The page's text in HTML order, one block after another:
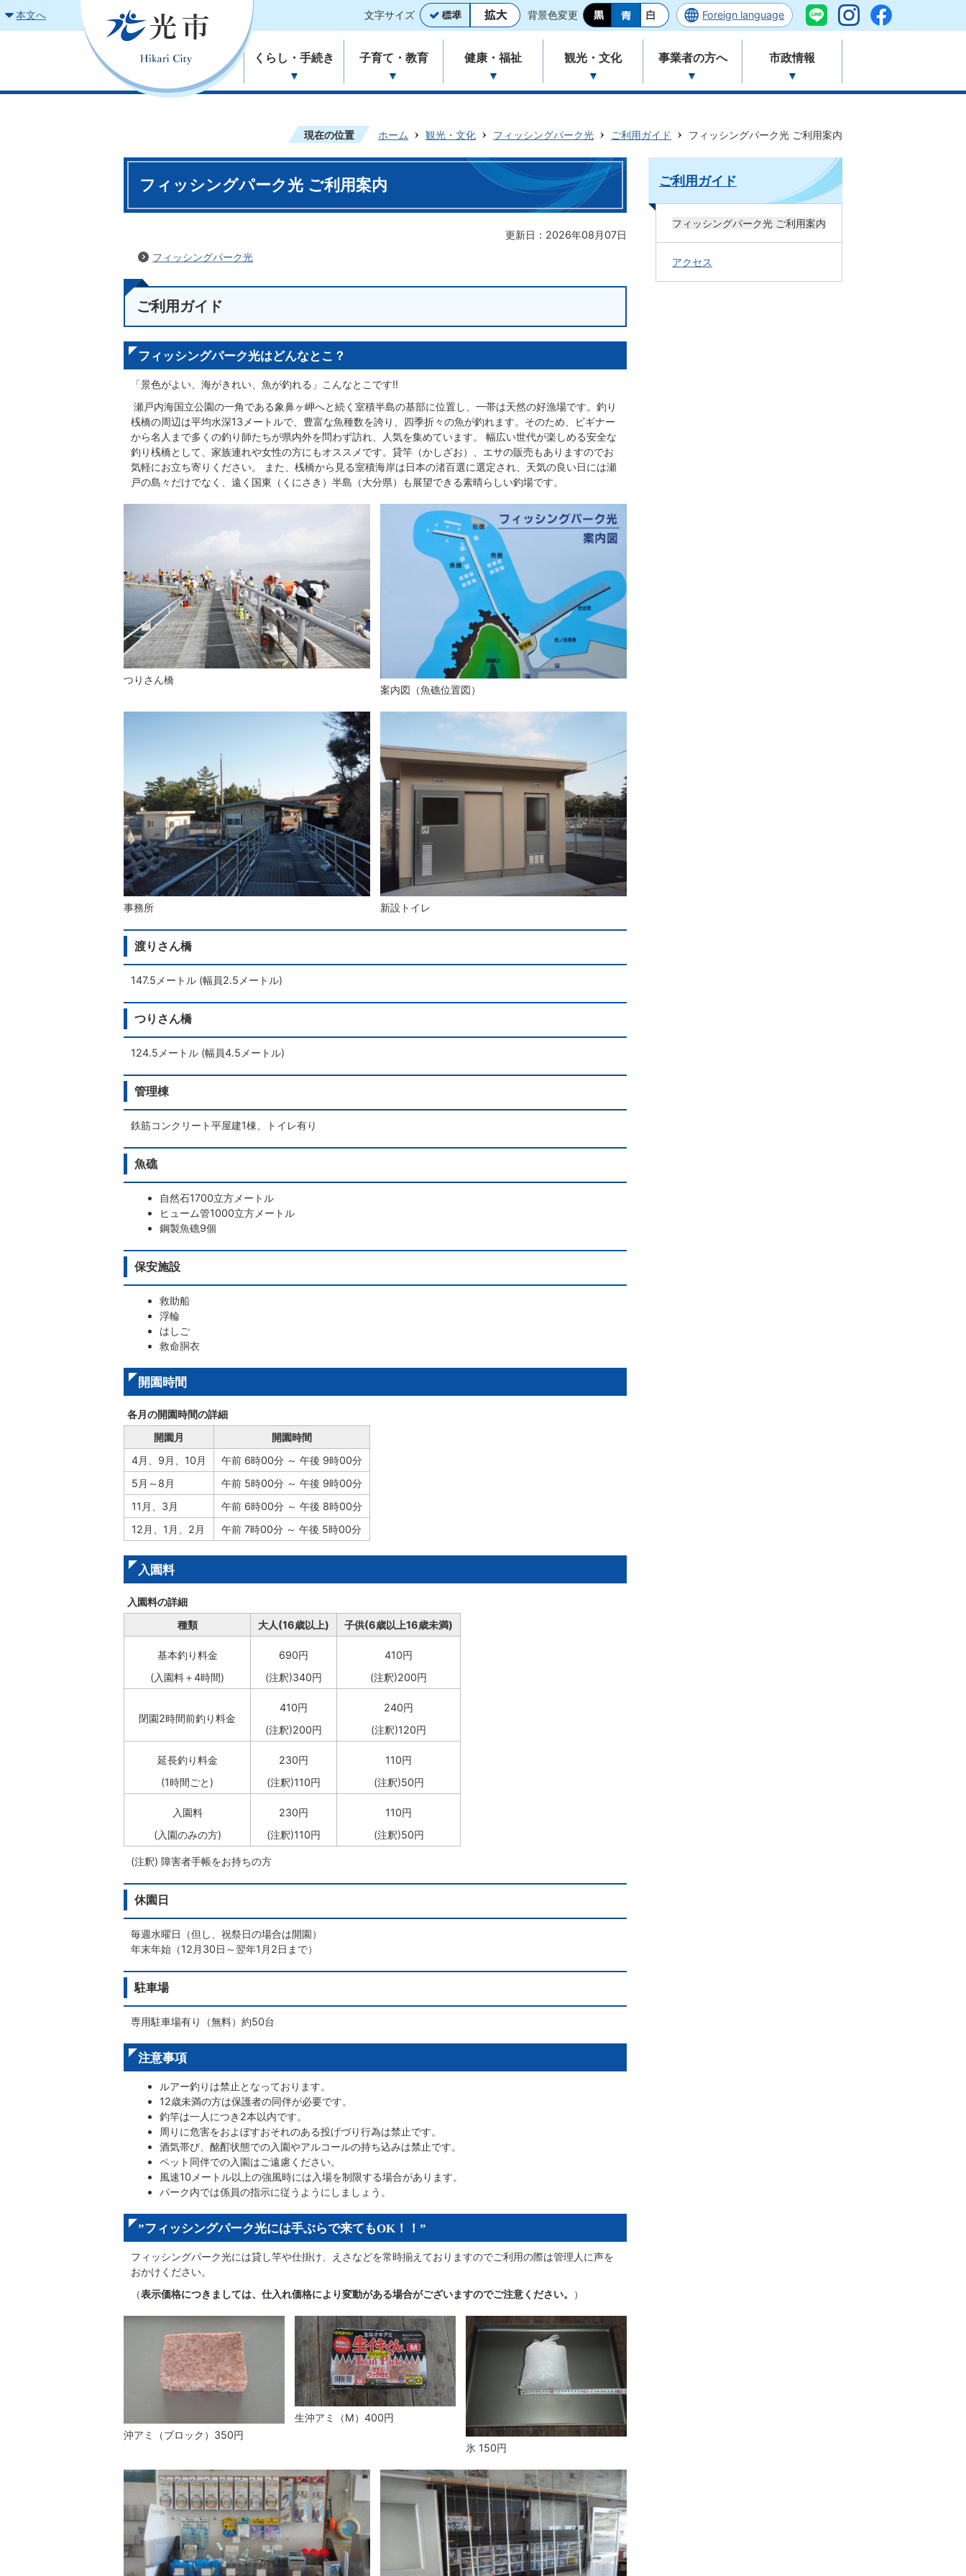
本文へ 文字サイズ 背景色変更 Foreign language
くらし・手続き 子育て・教育 健康・福祉 観光・文化 事業者の方へ 市政情報
現在の位置 ホーム 観光・文化 フィッシングパーク光 ご利用ガイド フィッシングパーク光 ご利用案内
フィッシングパーク光 ご利用案内
更新日：2026年08月07日
フィッシングパーク光
ご利用ガイド
フィッシングパーク光はどんなとこ？
「景色がよい、海がきれい、魚が釣れる」こんなとこです!!
瀬戸内海国立公園の一角である象鼻ヶ岬へと続く室積半島の基部に位置し、一帯は天然の好漁場です。釣り
桟橋の周辺は平均水深13メートルで、豊富な魚種数を誇り、四季折々の魚が釣れます。そのため、ビギナー
から名人まで多くの釣り師たちが県内外を問わず訪れ、人気を集めています。 幅広い世代が楽しめる安全な
釣り桟橋として、家族連れや女性の方にもオススメです。貸竿（かしざお）、エサの販売もありますのでお
気軽にお立ち寄りください。 また、桟橋から見る室積海岸は日本の渚百選に選定され、天気の良い日には瀬
戸の島々だけでなく、遠く国東（くにさき）半島（大分県）も展望できる素晴らしい釣場です。
つりさん橋
案内図（魚礁位置図）
事務所 新設トイレ
渡りさん橋
147.5メートル (幅員2.5メートル)
つりさん橋
124.5メートル (幅員4.5メートル)
管理棟
鉄筋コンクリート平屋建1棟、トイレ有り
魚礁
自然石1700立方メートル
ヒューム管1000立方メートル
鋼製魚礁9個
保安施設
救助船
浮輪
はしご
救命胴衣
開園時間
各月の開園時間の詳細
開園月
開園時間
4月、9月、10月
午前 6時00分 ～ 午後 9時00分
5月～8月
午前 5時00分 ～ 午後 9時00分
11月、3月
午前 6時00分 ～ 午後 8時00分
12月、1月、2月
午前 7時00分 ～ 午後 5時00分
入園料
入園料の詳細
種類
大人(16歳以上) 子供(6歳以上16歳未満)
基本釣り料金
(入園料＋4時間)
690円
(注釈)340円
410円
(注釈)200円
閉園2時間前釣り料金
410円
(注釈)200円
240円
(注釈)120円
延長釣り料金
(1時間ごと)
230円
(注釈)110円
110円
(注釈)50円
入園料
(入園のみの方)
230円
(注釈)110円
110円
(注釈)50円
(注釈) 障害者手帳をお持ちの方
休園日
毎週水曜日（但し、祝祭日の場合は開園）
年末年始（12月30日～翌年1月2日まで）
駐車場
専用駐車場有り（無料）約50台
注意事項
ルアー釣りは禁止となっております。
12歳未満の方は保護者の同伴が必要です。
釣竿は一人につき2本以内です。
周りに危害をおよぼすおそれのある投げづり行為は禁止です。
酒気帯び、酩酊状態での入園やアルコールの持ち込みは禁止です。
ペット同伴での入園はご遠慮ください。
風速10メートル以上の強風時には入場を制限する場合があります。
パーク内では係員の指示に従うようにしましょう。
”フィッシングパーク光には手ぶらで来てもOK！！”
フィッシングパーク光には貸し竿や仕掛け、えさなどを常時揃えておりますのでご利用の際は管理人に声を
おかけください。
（表示価格につきましては、仕入れ価格により変動がある場合がございますのでご注意ください。 ）
沖アミ（ブロック）350円
生沖アミ（M）400円
氷 150円
ご利用ガイド
フィッシングパーク光 ご利用案内
アクセス